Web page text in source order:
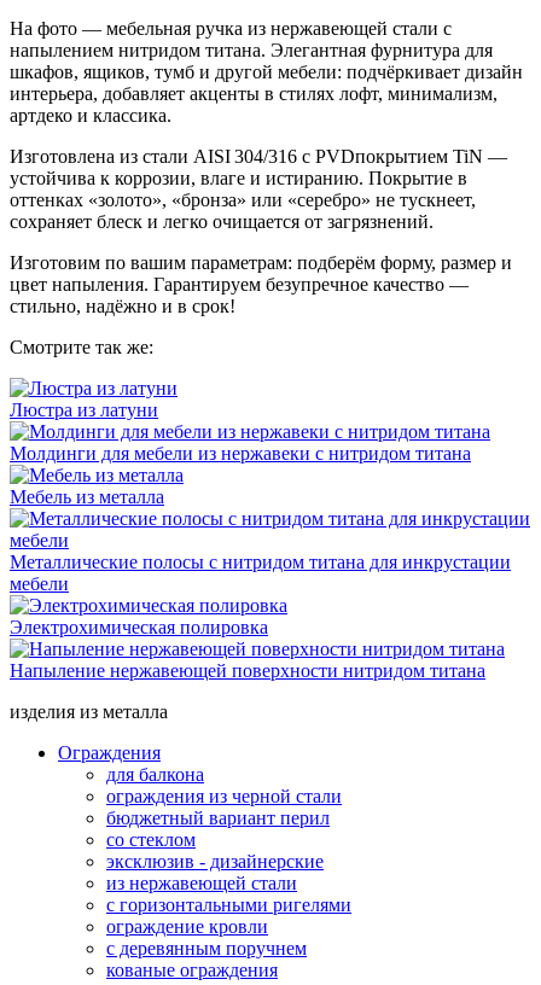
На фото — мебельная ручка из нержавеющей стали с
напылением нитридом титана. Элегантная фурнитура для
шкафов, ящиков, тумб и другой мебели: подчёркивает дизайн
интерьера, добавляет акценты в стилях лофт, минимализм,
артдеко и классика.
Изготовлена из стали AISI 304/316 с PVDпокрытием TiN —
устойчива к коррозии, влаге и истиранию. Покрытие в
оттенках «золото», «бронза» или «серебро» не тускнеет,
сохраняет блеск и легко очищается от загрязнений.
Изготовим по вашим параметрам: подберём форму, размер и
цвет напыления. Гарантируем безупречное качество —
стильно, надёжно и в срок!
Смотрите так же:
Люстра из латуни
Молдинги для мебели из нержавеки с нитридом титана
Мебель из металла
Металлические полосы с нитридом титана для инкрустации
мебели
Электрохимическая полировка
Напыление нержавеющей поверхности нитридом титана
изделия из металла
Ограждения
для балкона
ограждения из черной стали
бюджетный вариант перил
со стеклом
эксклюзив - дизайнерские
из нержавеющей стали
с горизонтальными ригелями
ограждение кровли
с деревянным поручнем
кованые ограждения